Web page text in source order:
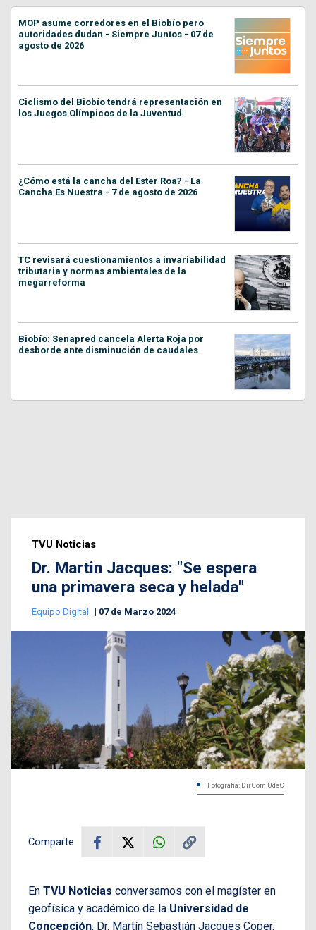
MOP asume corredores en el Biobío pero
autoridades dudan - Siempre Juntos - 07 de
agosto de 2026
Ciclismo del Biobío tendrá representación en
los Juegos Olímpicos de la Juventud
¿Cómo está la cancha del Ester Roa? - La
Cancha Es Nuestra - 7 de agosto de 2026
TC revisará cuestionamientos a invariabilidad
tributaria y normas ambientales de la
megarreforma
Biobío: Senapred cancela Alerta Roja por
desborde ante disminución de caudales
TVU Noticias
Dr. Martin Jacques: "Se espera
una primavera seca y helada"
Equipo Digital 07 de Marzo 2024
Fotografía: DirCom UdeC
Comparte
En TVU Noticias conversamos con el magíster en
geofísica y académico de la Universidad de
Concepción, Dr. Martín Sebastián Jacques Coper.